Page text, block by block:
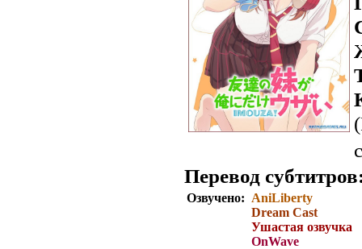
Перевод
Озвучено: AniLiberty
Dream Cast
Ушастая озвучка
OnWave